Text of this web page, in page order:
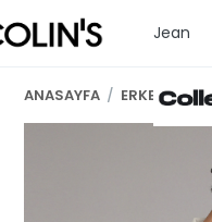
Jean
ANASAYFA / ERKEK GİYİM